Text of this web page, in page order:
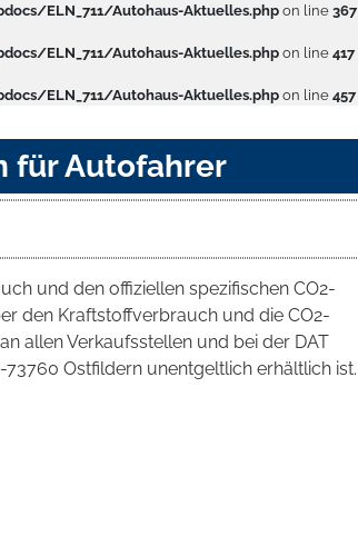
ELN_711/Autohaus-Aktuelles.phpon line 367
ELN_711/Autohaus-Aktuelles.phpon line 417
ELN_711/Autohaus-Aktuelles.phpon line 457
für Autofahrer
und den offiziellen spezifischen CO2-
den Kraftstoffverbrauch und die CO2-
allen Verkaufsstellen und bei der DAT
Ostfildern unentgeltlich erhältlich ist.